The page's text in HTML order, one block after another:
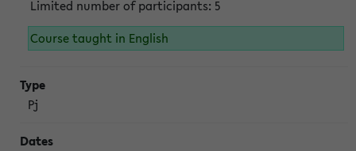
Limited number of participants: 5
Course taught in English
Pj